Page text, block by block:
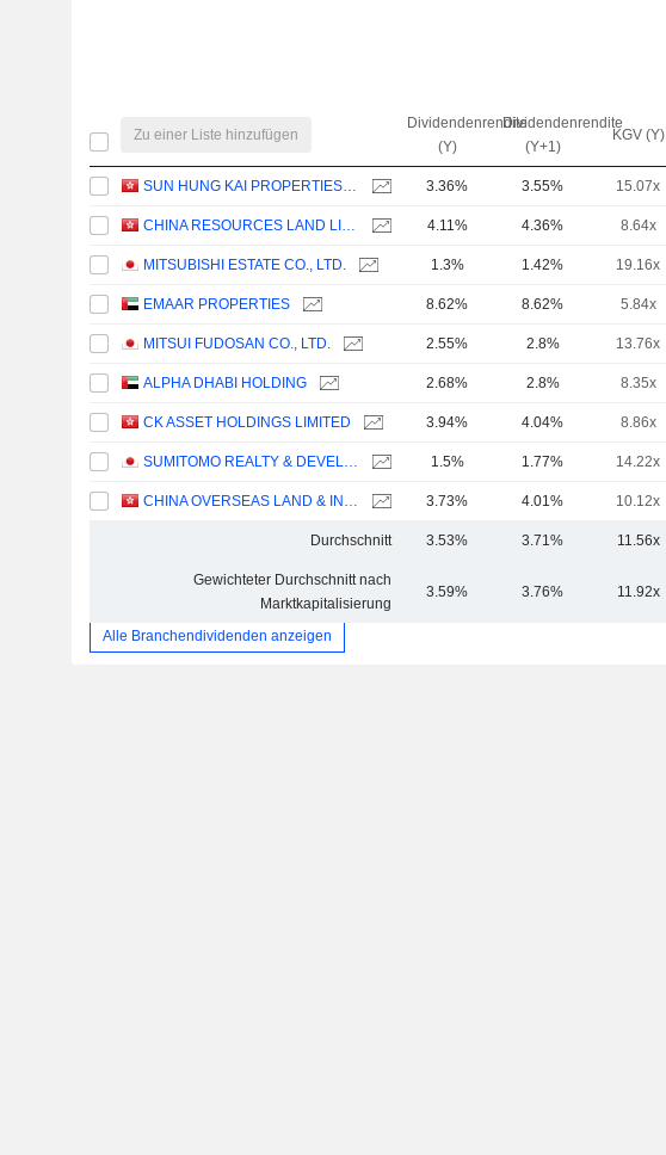
Zu einer Liste hinzufügen
Dividendenrendite
(Y)
Dividendenrendite
(Y+1)
KGV (Y)
SUN HUNG KAI PROPERTIES LIMITED 3.36% 3.55% 15.07x
CHINA RESOURCES LAND LIMITED 4.11% 4.36% 8.64x
MITSUBISHI ESTATE CO., LTD. 1.3% 1.42% 19.16x
EMAAR PROPERTIES 8.62% 8.62% 5.84x
MITSUI FUDOSAN CO., LTD. 2.55% 2.8% 13.76x
ALPHA DHABI HOLDING 2.68% 2.8% 8.35x
CK ASSET HOLDINGS LIMITED 3.94% 4.04% 8.86x
SUMITOMO REALTY & DEVELOPMENT CO., LTD. 1.5% 1.77% 14.22x
CHINA OVERSEAS LAND & INVESTMENT LIMITED 3.73% 4.01% 10.12x
Durchschnitt 3.53% 3.71% 11.56x
Gewichteter Durchschnitt nach
Marktkapitalisierung
3.59% 3.76% 11.92x
Alle Branchendividenden anzeigen